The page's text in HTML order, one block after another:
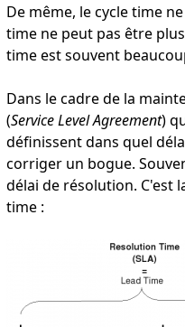
De même, le cycle time
time ne peut pas être
time est souvent
Dans le cadre de la
(Service Level Agreement)
définissent dans quel
corriger un bogue.
délai de résolution. C'est
time :